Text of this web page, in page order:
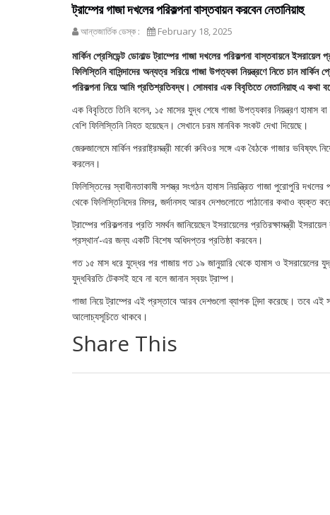
ট্রাম্পের গাজা দখলের পরিকল্পনা বাস্তবায়ন করবেন নেতানিয়াহু
আন্তজার্তিক ডেস্ক : February 18, 2025
মার্কিন প্রেসিডেন্ট ডোনাল্ড ট্রাম্পের গাজা দখলের পরিকল্পনা বাস্তবায়নে
ফিলিস্তিনি বাসিন্দাদের অন্যত্র সরিয়ে গাজা উপত্যকা নিয়ন্ত্রণে নিতে চান মার্কিন
পরিকল্পনা নিয়ে আমি প্রতিশ্রতিবদ্ধ। সোমবার এক বিবৃতিতে নেতানিয়াহু এ কথা
এক বিবৃতিতে তিনি বলেন, ১৫ মাসের যুদ্ধ শেষে গাজা উপত্যকার নিয়ন্ত্রণ
বেশি ফিলিস্তিনি নিহত হয়েছেন। সেখানে চরম মানবিক সংকট দেখা দিয়েছে।
জেরুজালেমে মার্কিন পররাষ্ট্রমন্ত্রী মার্কো রুবিওর সঙ্গে এক বৈঠকে গাজার ভবিষ্যৎ
করলেন।
ফিলিস্তিনের স্বাধীনতাকামী সশস্ত্র সংগঠন হামাস নিয়ন্ত্রিত গাজা পুরোপুরি দখলের
থেকে ফিলিস্তিনিদের মিসর, জর্দানসহ আরব দেশগুলোতে পাঠানোর কথাও ব্যক্ত
ট্রাম্পের পরিকল্পনার প্রতি সমর্থন জানিয়েছেন ইসরায়েলের প্রতিরক্ষামন্ত্রী
প্রস্থান’-এর জন্য একটি বিশেষ অধিদপ্তর প্রতিষ্ঠা করবেন।
গত ১৫ মাস ধরে যুদ্ধের পর গাজায় গত ১৯ জানুয়ারি থেকে হামাস ও ইসরায়েলের
যুদ্ধবিরতি টেকসই হবে না বলে জানান স্বয়ং ট্রাম্প।
গাজা নিয়ে ট্রাম্পের এই প্রস্তাবে আরব দেশগুলো ব্যাপক নিন্দা করেছে।
আলোচ্যসূচিতে থাকবে।
Share This